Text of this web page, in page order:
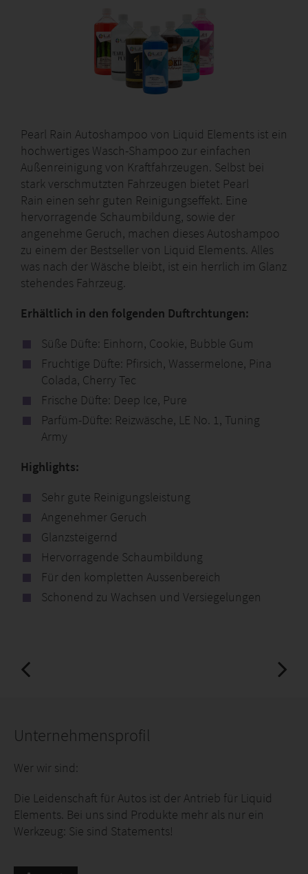
Pearl Rain Autoshampoo von Liquid Elements ist ein
hochwertiges Wasch-Shampoo zur einfachen
Außenreinigung von Kraftfahrzeugen. Selbst bei
stark verschmutzten Fahrzeugen bietet Pearl
Rain einen sehr guten Reinigungseffekt. Eine
hervorragende Schaumbildung, sowie der
angenehme Geruch, machen dieses Autoshampoo
zu einem der Bestseller von Liquid Elements. Alles
was nach der Wäsche bleibt, ist ein herrlich im Glanz
stehendes Fahrzeug.
Erhältlich in den folgenden Duftrchtungen:
Süße Düfte: Einhorn, Cookie, Bubble Gum
Fruchtige Düfte: Pfirsich, Wassermelone, Pina
Colada, Cherry Tec
Frische Düfte: Deep Ice, Pure
Parfüm-Düfte: Reizwäsche, LE No. 1, Tuning
Army
Highlights:
Sehr gute Reinigungsleistung
Angenehmer Geruch
Glanzsteigernd
Hervorragende Schaumbildung
Für den kompletten Aussenbereich
Schonend zu Wachsen und Versiegelungen
Unternehmensprofil
Wer wir sind:
Die Leidenschaft für Autos ist der Antrieb für Liquid
Elements. Bei uns sind Produkte mehr als nur ein
Werkzeug: Sie sind Statements!